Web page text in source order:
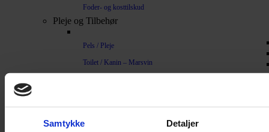
Samtykke Detaljer
Foder- og kosttilskud
Pleje og Tilbehør
Pels / Pleje
Toilet / Kanin – Marsvin
Bure